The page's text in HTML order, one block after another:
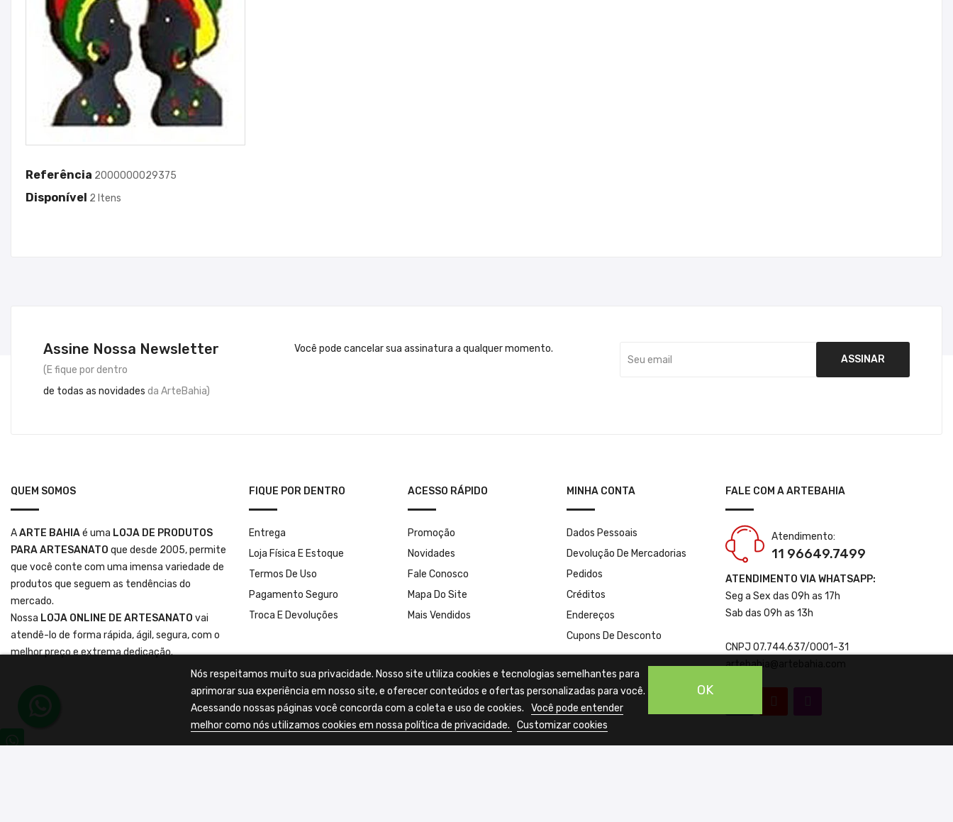
Referência 2000000029375
Disponível 2 Itens
Assine Nossa Newsletter
(E fique por dentro
de todas as novidades da ArteBahia)
Você pode cancelar sua assinatura a qualquer momento.
QUEM SOMOS
AARTE BAHIAé uma LOJA DE PRODUTOS
PARA ARTESANATO que desde 2005, permite
que você conte com uma imensa variedade de
produtos que seguem as tendências do
mercado.
Nossa LOJA ONLINE DE ARTESANATO vai
atendê-lo de forma rápida, ágil, segura, com o
melhor preço e extrema dedicação.
FIQUE POR DENTRO
Entrega
Loja Física E Estoque
Termos De Uso
Pagamento Seguro
Troca E Devoluções
ACESSO RÁPIDO
Promoção
Novidades
Fale Conosco
Mapa Do Site
Mais Vendidos
MINHA CONTA
Dados Pessoais
Devolução De Mercadorias
Pedidos
Créditos
Endereços
Cupons De Desconto
FALE COM A ARTEBAHIA
Atendimento:
11 96649.7499
ATENDIMENTO VIA WHATSAPP:
Seg a Sex das 09h as 17h
Sab das 09h as 13h
CNPJ 07.744.637/0001-31
artebahia@artebahia.com
Nós respeitamos muito sua privacidade. Nosso site utiliza cookies e tecnologias semelhantes para
aprimorar sua experiência em nosso site, e oferecer conteúdos e ofertas personalizadas para você.
Acessando nossas páginas você concorda com a coleta e uso de cookies.
Você pode entender
melhor como nós utilizamos cookies em nossa política de privacidade.
Customizar cookies
OK